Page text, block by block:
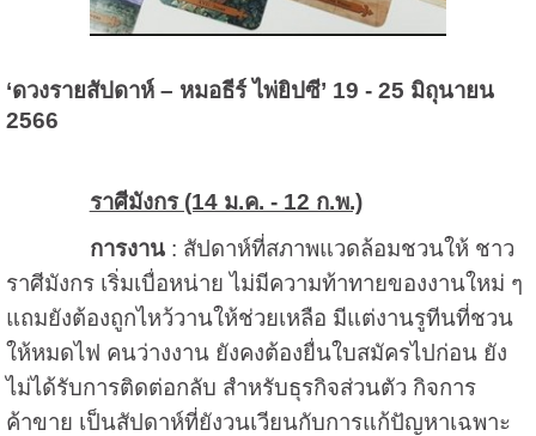
‘ดวงรายสัปดาห์ – หมอธีร์ ไพ่ยิปซี’ 19 - 25 มิถุนายน
2566
ราศีมังกร (14 ม.ค. - 12 ก.พ.)
การงาน: สัปดาห์ที่สภาพแวดล้อมชวนให้ ชาว
ราศีมังกร เริ่มเบื่อหน่าย ไม่มีความท้าทายของงานใหม่ ๆ
แถมยังต้องถูกไหว้วานให้ช่วยเหลือ มีแต่งานรูทีนที่ชวน
ให้หมดไฟ คนว่างงาน ยังคงต้องยื่นใบสมัครไปก่อน ยัง
ไม่ได้รับการติดต่อกลับ สำหรับธุรกิจส่วนตัว กิจการ
ค้าขาย เป็นสัปดาห์ที่ยังวนเวียนกับการแก้ปัญหาเฉพาะ